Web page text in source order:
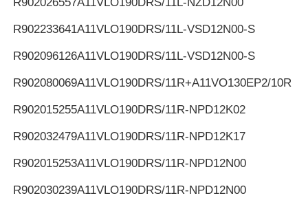
R902233641A11VLO190DRS/11L-VSD12N00-S
R902096126A11VLO190DRS/11L-VSD12N00-S
R902080069A11VLO190DRS/11R+A11VO130EP2/10R
R902015255A11VLO190DRS/11R-NPD12K02
R902032479A11VLO190DRS/11R-NPD12K17
R902015253A11VLO190DRS/11R-NPD12N00
R902030239A11VLO190DRS/11R-NPD12N00